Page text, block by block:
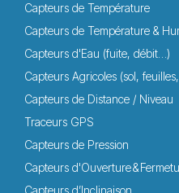
Capteurs de Température
Capteurs de Température &
Capteurs d'Eau (fuite, débit…)
Capteurs Agricoles (sol,
Capteurs de Distance / Niveau
Traceurs GPS
Capteurs de Pression
Capteurs d'Ouverture &